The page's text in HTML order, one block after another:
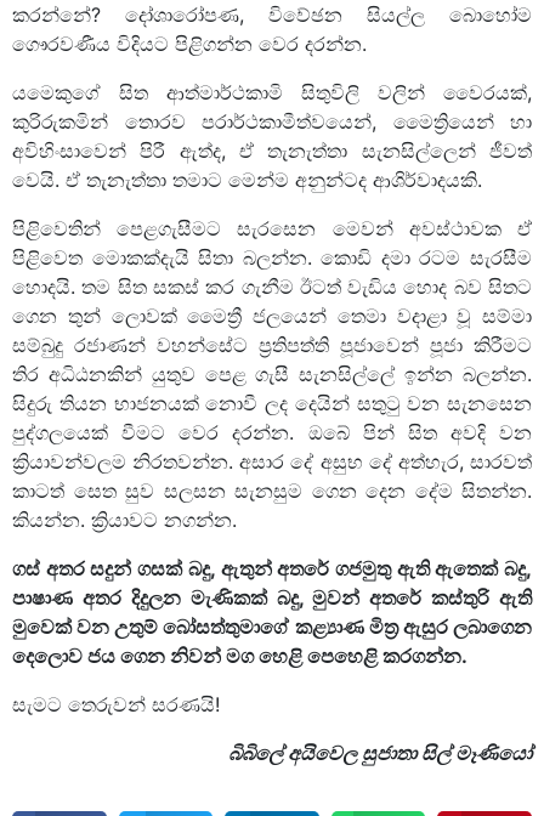
කරන්නේ? දෝශාරෝපණ, විවේඡන සියල්ල බොහෝම
ගෞරවණීය විදියට පිළිගන්න වෙර දරන්න.
යමෙකුගේ සිත ආත්මාර්ථකාමි සිතුවිලි වලින් වෛරයක්,
කු‍රිරුකමින් තොරව පරාර්ථකාමීත්වයෙන්, මෛත්‍රියෙන් හා
අවිහිංසාවෙන් පිරී ඇත්ද, ඒ තැනැත්තා සැනසිල්ලෙන් ජීවත්
වෙයි. ඒ තැනැත්තා තමාට මෙන්ම අනුන්ටද ආශිර්වාදයකි.
පිළිවෙතින් පෙළගැසීමට සැරසෙන මෙවන් අවස්ථාවක ඒ
පිළිවෙත මොකක්දැයි සිතා බලන්න. කොඩි දමා රටම සැරසීම
හොදයි. තම සිත සකස් කර ගැනීම ඊටත් වැඩිය හොද බව සිතට
ගෙන තුන් ලොවක් මෛත්‍රී ජලයෙන් තෙමා වදාළා වූ සම්මා
සම්බුදු රජාණන් වහන්සේට ප්‍රතිපත්ති පූජාවෙන් පූජා කිරීමට
තිර අධිඨනකින් යුතුව පෙළ ගැසී සැනසිල්ලේ ඉන්න බලන්න.
සිදුරු තියන භාජනයක් නොවී ලද දෙයින් සතුටු වන සැනසෙන
පුද්ගලයෙක් වීමට වෙර දරන්න. ඔබේ පින් සිත අවදි වන
ක්‍රියාවන්වලම නිරතවන්න. අසාර දේ අසුභ දේ අත්හැර, සාරවත්
කාටත් සෙත සුව සලසන සැනසුම ගෙන දෙන දේම සිතන්න.
කියන්න. ක්‍රියාවට නගන්න.
ගස් අතර සදුන් ගසක් බදු, ඇතුන් අතරේ ගජමුතු ඇති ඇතෙක් බදු,
පාෂාණ අතර දිදුලන මැණිකක් බදු,මුවන් අතරේ කස්තුරි ඇති
මුවෙක් වන උතුම් බෝසත්තුමාගේ කළ්‍යාණ මිත්‍ර ඇසුර ලබාගෙන
දෙලොව ජය ගෙන නිවන් මග හෙළි පෙහෙළි කරගන්න.
සැමට තෙරුවන් සරණයි!
බිබිලේ අයිවෙල සුජාතා සිල් මෑණියෝ